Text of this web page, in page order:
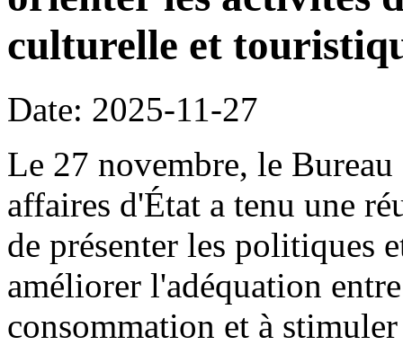
culturelle et
Date: 2025-11-27
Le 27 novembre, le
affaires d'État a tenu une
de présenter les politiques
améliorer l'adéquation
consommation et à